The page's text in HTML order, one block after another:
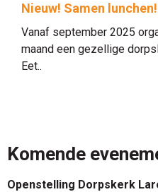
Nieuw! Samen lunchen!
Vanaf september 2025
maand een gezellige
Eet..
Komende
Openstelling Dorpskerk